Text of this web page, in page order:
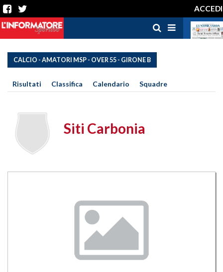
ACCEDI
CALCIO - AMATORI MSP - OVER 55 - GIRONE B
Risultati Classifica Calendario Squadre
Siti Carbonia